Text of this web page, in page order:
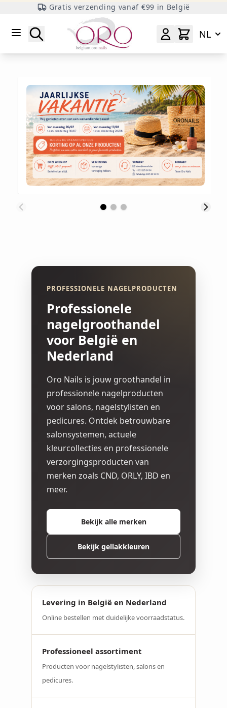
Gratis verzending vanaf €99 in België
Zoeken
NL
PROFESSIONELE NAGELPRODUCTEN
Professionele
nagelgroothandel
voor België en
Nederland
Oro Nails is jouw groothandel in
professionele nagelproducten
voor salons, nagelstylisten en
pedicures. Ontdek betrouwbare
salonsystemen, actuele
kleurcollecties en professionele
verzorgingsproducten van
merken zoals CND, ORLY, IBD en
meer.
Bekijk alle merken
Bekijk gellakkleuren
Levering in België en Nederland
Online bestellen met duidelijke voorraadstatus.
Professioneel assortiment
Producten voor nagelstylisten, salons en
pedicures.